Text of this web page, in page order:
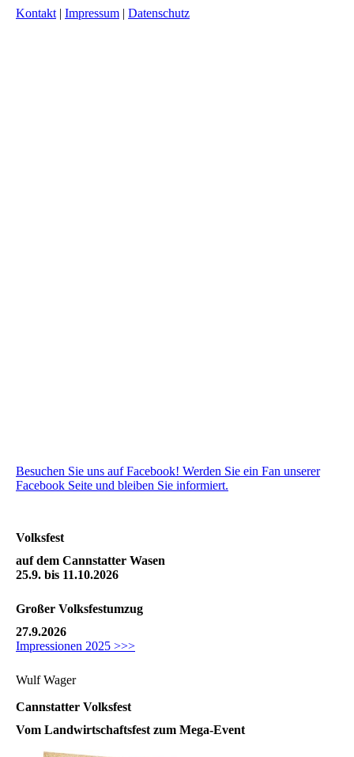
Kontakt | Impressum | Datenschutz
Besuchen Sie uns auf Facebook! Werden Sie ein Fan unserer
Facebook Seite und bleiben Sie informiert.
Volksfest
auf dem Cannstatter Wasen
25.9. bis 11.10.2026
Großer Volksfestumzug
27.9.2026
Impressionen 2025 >>>
Wulf Wager
Cannstatter Volksfest
Vom Landwirtschaftsfest zum Mega-Event